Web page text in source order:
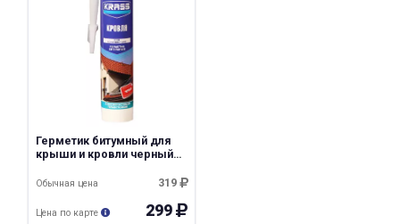
Герметик битумный для
крыши и кровли черный
319
Обычная цена
299
Цена по карте